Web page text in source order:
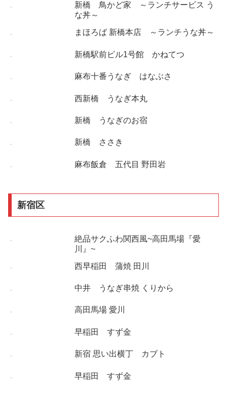
新橋 鳥かど家 ～ランチサービス う
な丼～
まほろば 新橋本店 ～ランチうな丼～
新橋駅前ビル1号館 かねてつ
麻布十番うなぎ はなぶさ
西新橋 うなぎ本丸
新橋 うなぎのお宿
新橋 ささき
麻布飯倉 五代目 野田岩
新宿区
絶品サクふわ関西風~高田馬場『愛
川』~
西早稲田 蒲焼 田川
中井 うなぎ串焼 くりから
高田馬場 愛川
早稲田 すず金
新宿 思い出横丁 カブト
早稲田 すず金